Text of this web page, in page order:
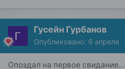
Гусейн Гурбанов
Опубликовано: 6 апреля
Опоздал на первое свидание…